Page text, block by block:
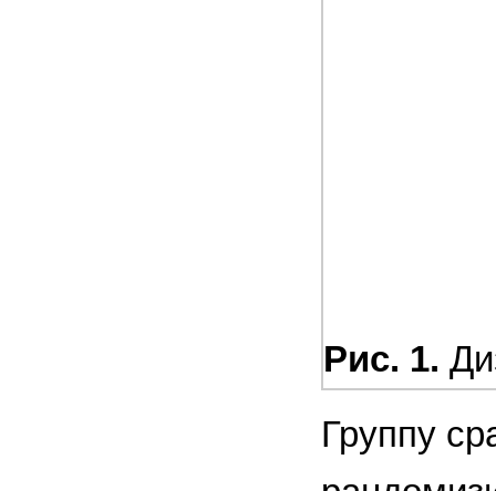
Рис. 1.
Группу